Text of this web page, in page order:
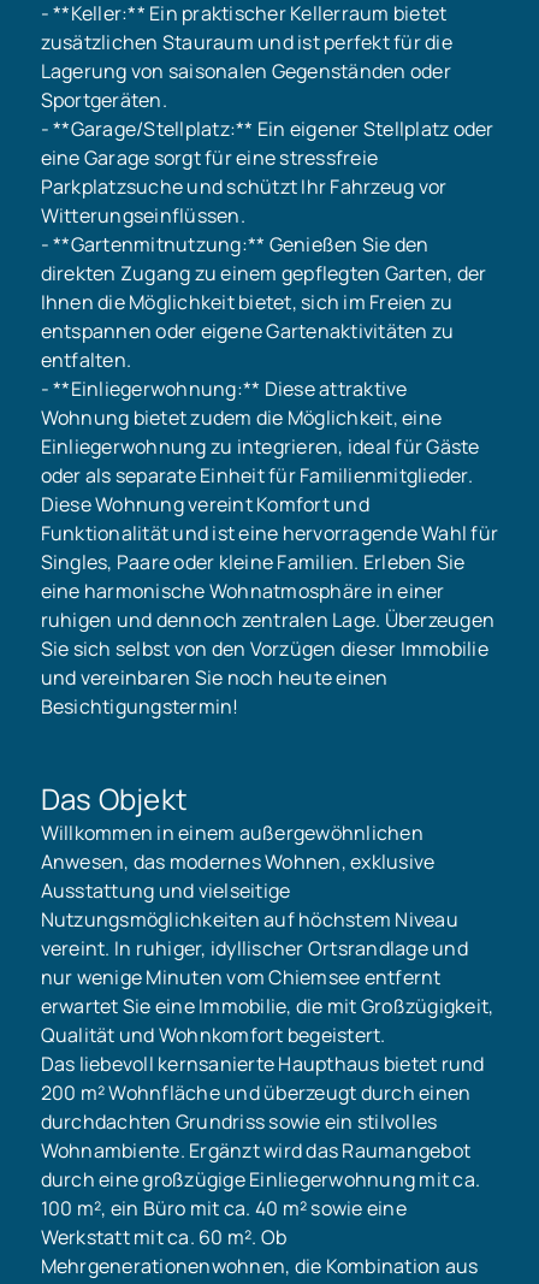
- **Keller:** Ein praktischer Kellerraum bietet
zusätzlichen Stauraum und ist perfekt für die
Lagerung von saisonalen Gegenständen oder
Sportgeräten.
- **Garage/Stellplatz:** Ein eigener Stellplatz oder
eine Garage sorgt für eine stressfreie
Parkplatzsuche und schützt Ihr Fahrzeug vor
Witterungseinflüssen.
- **Gartenmitnutzung:** Genießen Sie den
direkten Zugang zu einem gepflegten Garten, der
Ihnen die Möglichkeit bietet, sich im Freien zu
entspannen oder eigene Gartenaktivitäten zu
entfalten.
- **Einliegerwohnung:** Diese attraktive
Wohnung bietet zudem die Möglichkeit, eine
Einliegerwohnung zu integrieren, ideal für Gäste
oder als separate Einheit für Familienmitglieder.
Diese Wohnung vereint Komfort und
Funktionalität und ist eine hervorragende Wahl für
Singles, Paare oder kleine Familien. Erleben Sie
eine harmonische Wohnatmosphäre in einer
ruhigen und dennoch zentralen Lage. Überzeugen
Sie sich selbst von den Vorzügen dieser Immobilie
und vereinbaren Sie noch heute einen
Besichtigungstermin!
Das Objekt
Willkommen in einem außergewöhnlichen
Anwesen, das modernes Wohnen, exklusive
Ausstattung und vielseitige
Nutzungsmöglichkeiten auf höchstem Niveau
vereint. In ruhiger, idyllischer Ortsrandlage und
nur wenige Minuten vom Chiemsee entfernt
erwartet Sie eine Immobilie, die mit Großzügigkeit,
Qualität und Wohnkomfort begeistert.
Das liebevoll kernsanierte Haupthaus bietet rund
200 m² Wohnfläche und überzeugt durch einen
durchdachten Grundriss sowie ein stilvolles
Wohnambiente. Ergänzt wird das Raumangebot
durch eine großzügige Einliegerwohnung mit ca.
100 m², ein Büro mit ca. 40 m² sowie eine
Werkstatt mit ca. 60 m². Ob
Mehrgenerationenwohnen, die Kombination aus